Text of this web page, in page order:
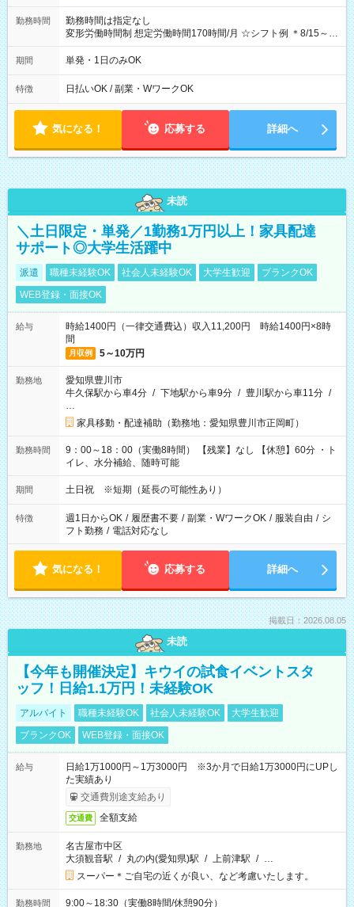
勤務時間
勤務時間は指定なし
変形労働時間制 想定労働時間170時間/月 ☆シフト例 ＊8/15～
10/26 全日共通 08：00～12：00 17：00～21：00 ＊8/31
～9/19のみ下記シフトもあります！ 12：00～16：00 ＊9/6～
00
期間 単発・1日のみOK
特徴 日払いOK / 副業・WワークOK
気になる！ 応募する 詳細へ
未読
＼土日限定・単発／1勤務1万円以上！家具配達
サポート◎大学生活躍中
派遣 職種未経験OK 社会人未経験OK 大学生歓迎
ブランクOK
WEB登録・面接OK
給与
時給1400円（一律交通費込）収入11,200円 時給1400円×8時
間
月収例 5～10万円
勤務地
愛知県豊川市
牛久保駅から車4分 / 下地駅から車9分 / 豊川駅から車11分 /
…
家具移動・配達補助（勤務地：愛知県豊川市正岡町）
勤務時間
9：00～18：00（実働8時間） 【残業】なし 【休憩】60分 ・ト
イレ、水分補給、随時可能
期間 土日祝 ※短期（延長の可能性あり）
特徴 週1日からOK / 履歴書不要 / 副業・WワークOK / 服装自由 / シ
フト勤務 / 電話対応なし
気になる！ 応募する 詳細へ
掲載日：2026.08.05
未読
【今年も開催決定】キウイの試食イベントスタ
ッフ！日給1.1万円！未経験OK
アルバイト 職種未経験OK 社会人未経験OK
大学生歓迎
ブランクOK
WEB登録・面接OK
給与
日給1万1000円～1万3000円 ※3か月で日給1万3000円にUPし
た実績あり
交通費別途支給あり
交通費 全額支給
勤務地
名古屋市中区
大須観音駅 / 丸の内(愛知県)駅 / 上前津駅 / …
スーパー＊ご自宅の近くが良い、など考慮いたします。
勤務時間 9:00～18:30（実働8時間/休憩90分）